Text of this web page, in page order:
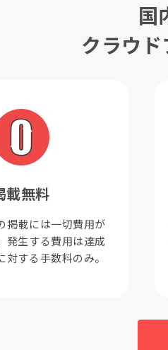
国
クラウ
載無料
掲載には一切費用が
発生する費用は達成
対する手数料のみ。